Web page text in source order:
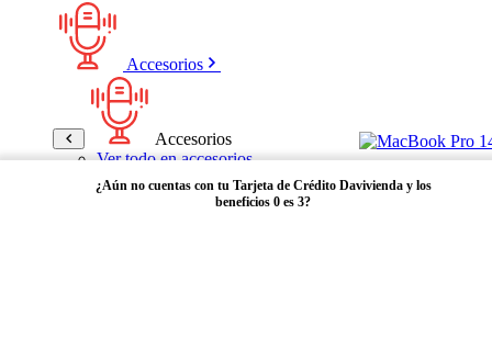
Accesorios
Accesorios
Ver todo en accesorios
Micrófonos
Bases
¿Aún no cuentas con tu Tarjeta de Crédito Davivienda y los
beneficios 0 es 3?